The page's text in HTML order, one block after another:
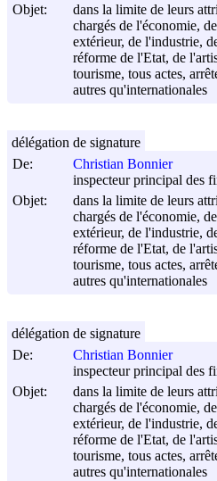
Objet:
dans la limite de leurs
chargés de l'économie,
extérieur, de l'industrie,
réforme de l'Etat, de
tourisme, tous actes,
autres qu'internationales
De:
Christian Bonnier
inspecteur principal des
Objet:
dans la limite de leurs
chargés de l'économie,
extérieur, de l'industrie,
réforme de l'Etat, de
tourisme, tous actes,
autres qu'internationales
délégation de signature
De:
Christian Bonnier
inspecteur principal des
Objet:
dans la limite de leurs
chargés de l'économie,
extérieur, de l'industrie,
réforme de l'Etat, de
tourisme, tous actes,
autres qu'internationales
délégation de signature